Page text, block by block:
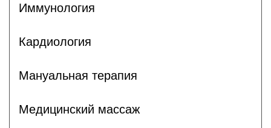
Иммунология
Кардиология
Мануальная терапия
Медицинский массаж